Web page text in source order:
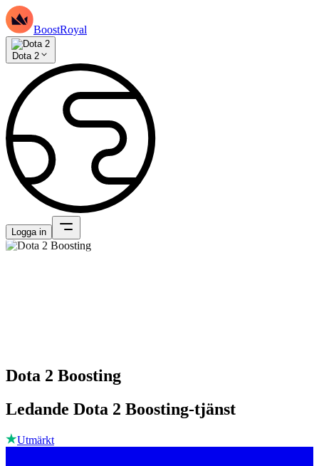
BoostRoyal
Dota 2
Logga in
Dota 2 Boosting
Ledande Dota 2 Boosting-tjänst
Utmärkt